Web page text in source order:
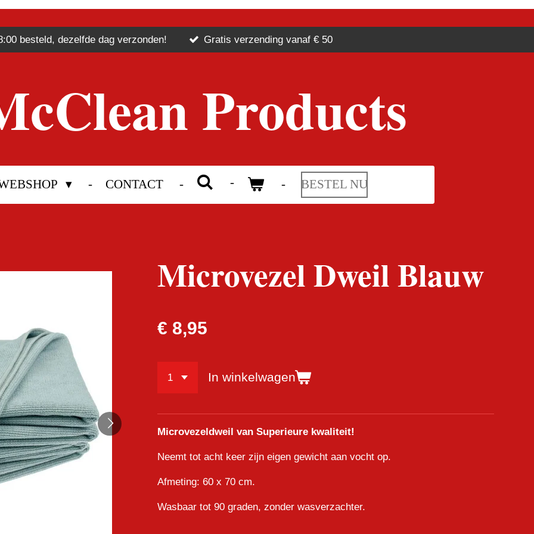
besteld, dezelfde dag verzonden! Gratis verzending vanaf € 50
Products
CONTACT BESTEL NU
Microvezel Dweil Blauw
€ 8,95
In winkelwagen
Microvezeldweil van Superieure kwaliteit!
Neemt tot acht keer zijn eigen gewicht aan vocht op.
Afmeting: 60 x 70 cm.
Wasbaar tot 90 graden, zonder wasverzachter.